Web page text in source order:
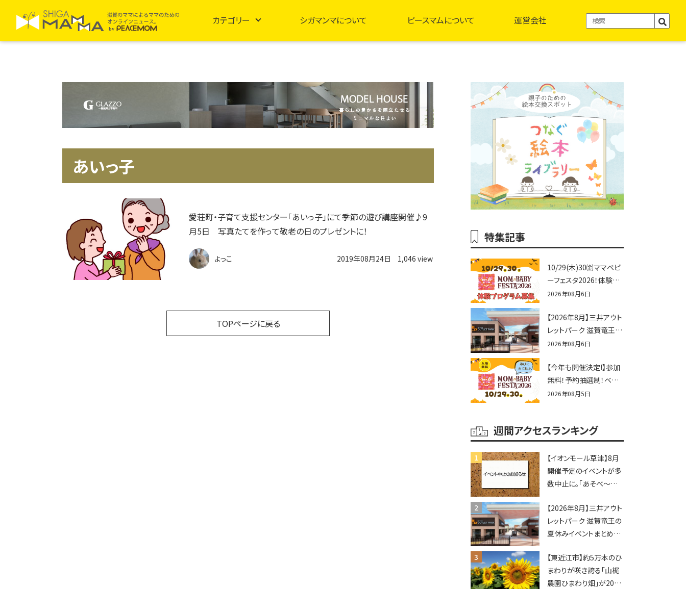
カテゴリー シガマンマについて ピースマムについて 運営会社
あいっ子
愛荘町・子育て支援センター「あいっ子」にて季節の遊び講座開催♪9
月5日 写真たてを作って敬老の日のプレゼントに！
よっこ 2019年08月24日 1,046 view
TOPページに戻る
特集記事
10/29(木)30㈮ママベビ
ーフェスタ2026！体験プ
ログラム募集♪赤ちゃん
せんか？
2026年08月6日
【2026年8月】三井アウト
レットパーク 滋賀竜王の
夏休みイベントまとめ！
辛グルメ・フォトコンテス
トまで盛りだくさん！
2026年08月6日
【今年も開催決定!】参加
無料！予約抽選制！ベビ
ーファミリー必見☆入場
2026！親子で楽しもう
♪inピエリ守山
2026年08月5日
週間アクセスランキング
【イオンモール草津】8月
開催予定のイベントが多
数中止に。「あそべ〜る
ショーなど
【2026年8月】三井アウト
レットパーク 滋賀竜王の
夏休みイベントまとめ！
辛グルメ・フォトコンテス
トまで盛りだくさん！
【東近江市】約5万本のひ
まわりが咲き誇る「山梶
農園ひまわり畑」が2026